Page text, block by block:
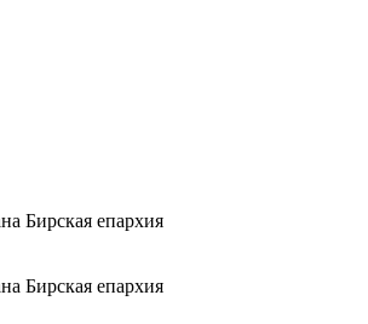
Бирская епархия
Бирская епархия